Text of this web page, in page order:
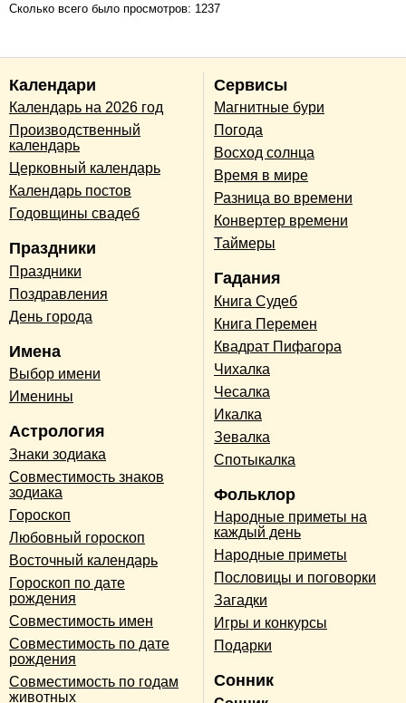
Сколько всего было просмотров: 1237
Календари
Календарь на 2026 год
Производственный
календарь
Церковный календарь
Календарь постов
Годовщины свадеб
Праздники
Праздники
Поздравления
День города
Имена
Выбор имени
Именины
Астрология
Знаки зодиака
Совместимость знаков
зодиака
Гороскоп
Любовный гороскоп
Восточный календарь
Гороскоп по дате
рождения
Совместимость имен
Совместимость по дате
рождения
Совместимость по годам
животных
Сервисы
Магнитные бури
Погода
Восход солнца
Время в мире
Разница во времени
Конвертер времени
Таймеры
Гадания
Книга Судеб
Книга Перемен
Квадрат Пифагора
Чихалка
Чесалка
Икалка
Зевалка
Спотыкалка
Фольклор
Народные приметы на
каждый день
Народные приметы
Пословицы и поговорки
Загадки
Игры и конкурсы
Подарки
Сонник